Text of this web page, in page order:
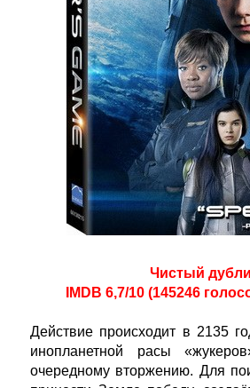
Чистый
IMDB 6,7/10 (145246
Действие происходит в 2135
инопланетной расы
очередному вторжению. Для